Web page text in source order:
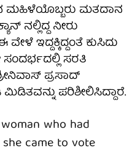
ಮಹಿಳೆಯೊಬ್ಬರು ಮತದಾನ
ನಲ್ಲಿದ್ದ ನೀರು
ಇದ್ದಕ್ಕಿದ್ದಂತೆ ಕುಸಿದು
ಸಂದರ್ಭದಲ್ಲಿ ಸರತಿ
ಪ್ರಸಾದ್
ಪರಿಶೀಲಿಸಿದ್ದಾರೆ.
who had
came to vote